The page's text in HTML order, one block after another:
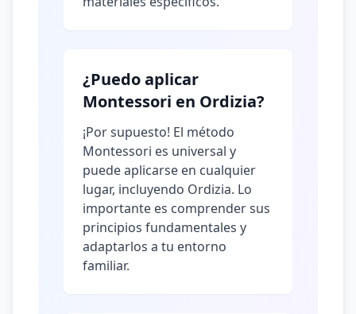
¿Puedo aplicar
Montessori en Ordizia?
¡Por supuesto! El método
Montessori es universal y
puede aplicarse en cualquier
lugar, incluyendo Ordizia. Lo
importante es comprender sus
principios fundamentales y
adaptarlos a tu entorno
familiar.